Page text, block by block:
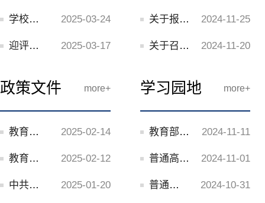
2025-03-24
学校召开本科教育教学审核评估预评估专家反馈会
2025-03-17
迎评促建||优良学风建设季——民族传统体育学院多措并举在行动
2024-11-25
关于报送审核评估工作动态的通知
2024-11-20
关于召开教学质量过关检查活动暨督导检查反馈会议的通知
more+
政策文件
2025-02-14
教育部办公厅关于印发《教育信息化标准化工作管理办法》的通知
2025-02-12
教育部等八部门关于印发《普通本科高校 产业兼职教师管理办法》的通知
2025-01-20
中共中央 国务院印发《教育强国建设规划纲要（2024—2035年）》
more+
学习园地
2024-11-11
教育部关于印发《普通高等学校师范类专业认证实施办法（暂行）》的通知
2024-11-01
普通高等学校本科教育教学审核评估（2021-2025）精要导读
2024-10-31
普通高等学校本科教育教学审核评估（2021-2025）工作指南